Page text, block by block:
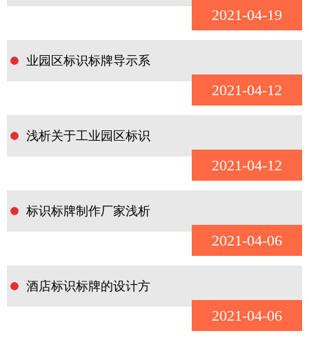
2021-04-19
业园区标识标牌导示系
2021-04-12
浅析关于工业园区标识
2021-04-12
标识标牌制作厂家浅析
2021-04-06
酒店标识标牌的设计方
2021-04-06